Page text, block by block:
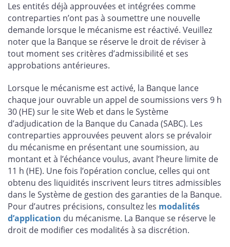
Les entités déjà approuvées et intégrées comme
contreparties n’ont pas à soumettre une nouvelle
demande lorsque le mécanisme est réactivé. Veuillez
noter que la Banque se réserve le droit de réviser à
tout moment ses critères d’admissibilité et ses
approbations antérieures.
Lorsque le mécanisme est activé, la Banque lance
chaque jour ouvrable un appel de soumissions vers 9 h
30 (HE) sur le site Web et dans le Système
d’adjudication de la Banque du Canada (SABC). Les
contreparties approuvées peuvent alors se prévaloir
du mécanisme en présentant une soumission, au
montant et à l’échéance voulus, avant l’heure limite de
11 h (HE). Une fois l’opération conclue, celles qui ont
obtenu des liquidités inscrivent leurs titres admissibles
dans le Système de gestion des garanties de la Banque.
Pour d’autres précisions, consultez les modalités
d’application du mécanisme. La Banque se réserve le
droit de modifier ces modalités à sa discrétion.